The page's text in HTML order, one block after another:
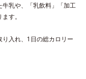
乳や、「乳飲料」「加工
す。
入れ、1日の総カロリー